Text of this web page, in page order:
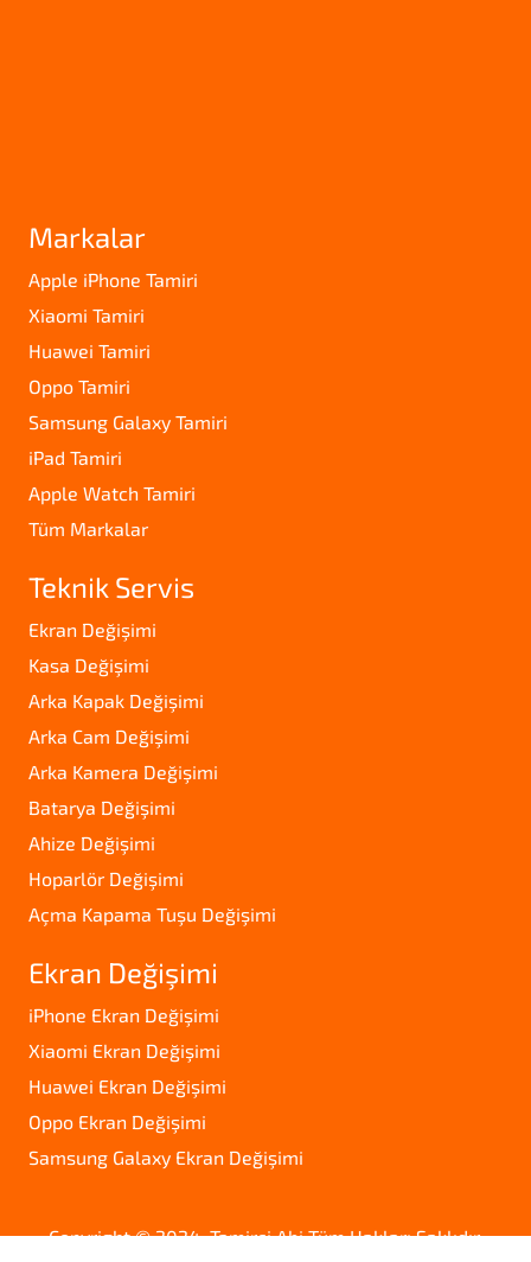
Markalar
Apple iPhone Tamiri
Xiaomi Tamiri
Huawei Tamiri
Oppo Tamiri
Samsung Galaxy Tamiri
iPad Tamiri
Apple Watch Tamiri
Tüm Markalar
Teknik Servis
Ekran Değişimi
Kasa Değişimi
Arka Kapak Değişimi
Arka Cam Değişimi
Arka Kamera Değişimi
Batarya Değişimi
Ahize Değişimi
Hoparlör Değişimi
Açma Kapama Tuşu Değişimi
Ekran Değişimi
iPhone Ekran Değişimi
Xiaomi Ekran Değişimi
Huawei Ekran Değişimi
Oppo Ekran Değişimi
Samsung Galaxy Ekran Değişimi
Copyright © 2024. Tamirci Abi Tüm Hakları Saklıdır.